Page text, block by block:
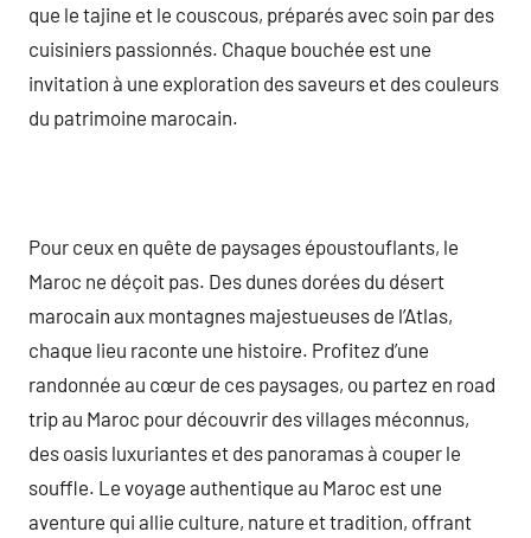
que le tajine et le couscous, préparés avec soin par des
cuisiniers passionnés. Chaque bouchée est une
invitation à une exploration des saveurs et des couleurs
du patrimoine marocain.
Pour ceux en quête de paysages époustouflants, le
Maroc ne déçoit pas. Des dunes dorées du désert
marocain aux montagnes majestueuses de l’Atlas,
chaque lieu raconte une histoire. Profitez d’une
randonnée au cœur de ces paysages, ou partez en road
trip au Maroc pour découvrir des villages méconnus,
des oasis luxuriantes et des panoramas à couper le
souffle. Le voyage authentique au Maroc est une
aventure qui allie culture, nature et tradition, offrant